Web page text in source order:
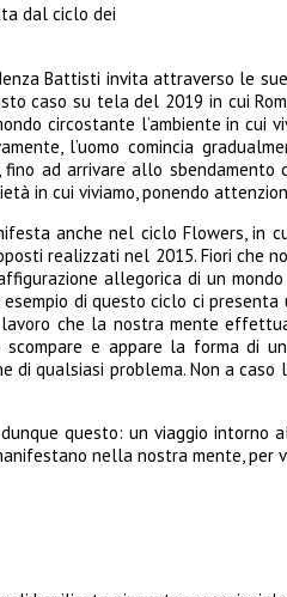
dal ciclo dei
Battisti invita attraverso le
caso su tela del 2019 in cui
circostante l’ambiente in cui
l’uomo comincia
ad arrivare allo
in cui viviamo, ponendo
anche nel ciclo Flowers, in
realizzati nel 2015. Fiori che
allegorica di un
di questo ciclo ci
che la nostra mente
scompare e appare la forma di
di qualsiasi problema. Non a
questo: un viaggio intorno
nella nostra mente,